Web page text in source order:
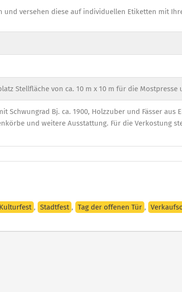
versehen diese auf individuellen Etiketten mit
Stellfläche von ca. 10 m x 10 m für die
Schwungrad Bj. ca. 1900, Holzzuber und Fässer
und weitere Ausstattung. Für die Verkostung
Kulturfest , Stadtfest , Tag der offenen Tür ,